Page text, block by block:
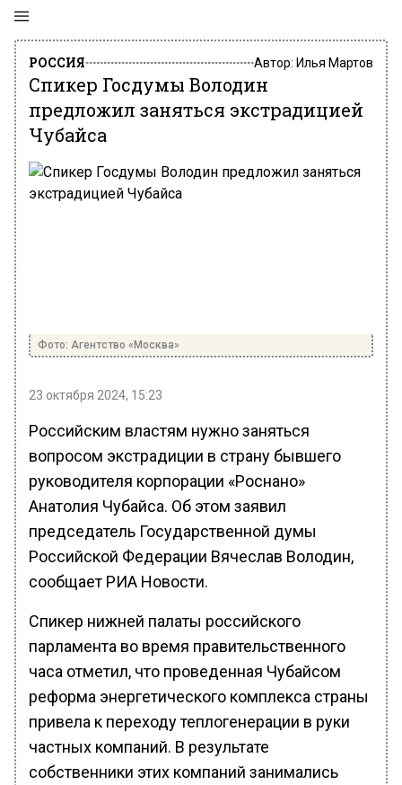
РОССИЯ Автор: Илья Мартов
Спикер Госдумы Володин
предложил заняться экстрадицией
Чубайса
Фото: Агентство «Москва»
23 октября 2024, 15:23
Российским властям нужно заняться
вопросом экстрадиции в страну бывшего
руководителя корпорации «Роснано»
Анатолия Чубайса. Об этом заявил
председатель Государственной думы
Российской Федерации Вячеслав Володин,
сообщает РИА Новости.
Спикер нижней палаты российского
парламента во время правительственного
часа отметил, что проведенная Чубайсом
реформа энергетического комплекса страны
привела к переходу теплогенерации в руки
частных компаний. В результате
собственники этих компаний занимались